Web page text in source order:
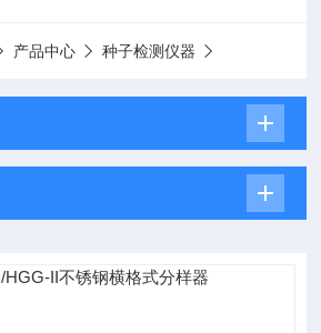
产品中心 种子检测仪器